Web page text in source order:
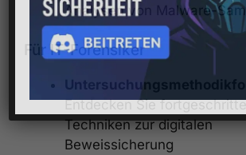
Analysen von Malware-
Für IT-Forensiker
Entdecken Sie
Techniken zur digitalen
Beweissicherung